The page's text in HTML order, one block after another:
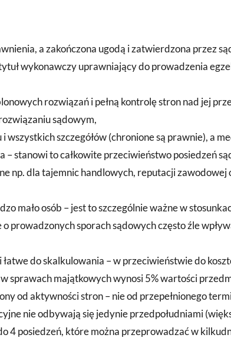
a zakończona ugodą i zatwierdzona przez
wykonawczy uprawniający do prowadzenia
rozwiązań i pełną kontrolę stron nad jej
sądowym,
wszystkich szczegółów (chronione są prawnie), a
– stanowi to całkowite przeciwieństwo posiedzeń
np. dla tajemnic handlowych, reputacji
mało osób – jest to szczególnie ważne w
prowadzonych sporach sądowych często źle
do skalkulowania – w przeciwieństwie do
sprawach majątkowych wynosi 5% wartości
od aktywności stron – nie od przepełnionego
nie odbywają się jedynie przedpołudniami
4 posiedzeń, które można przeprowadzać w